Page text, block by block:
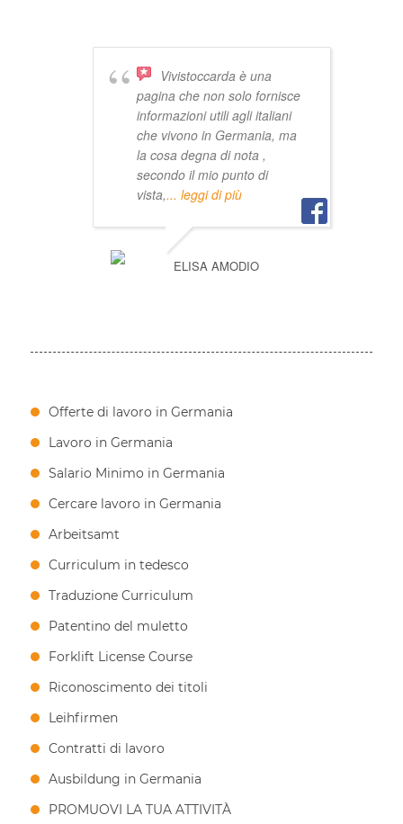
Vivistoccarda è una
pagina che non solo fornisce
informazioni utili agli italiani
che vivono in Germania, ma
la cosa degna di nota ,
secondo il mio punto di
vista,... leggi di più
ELISA AMODIO
Offerte di lavoro in Germania
Lavoro in Germania
Salario Minimo in Germania
Cercare lavoro in Germania
Arbeitsamt
Curriculum in tedesco
Traduzione Curriculum
Patentino del muletto
Forklift License Course
Riconoscimento dei titoli
Leihfirmen
Contratti di lavoro
Ausbildung in Germania
PROMUOVI LA TUA ATTIVITÀ